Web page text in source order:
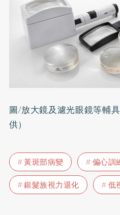
圖/放大鏡及濾光眼鏡等輔
供）
黃斑部病變
偏心訓
銀髮族視力退化
低